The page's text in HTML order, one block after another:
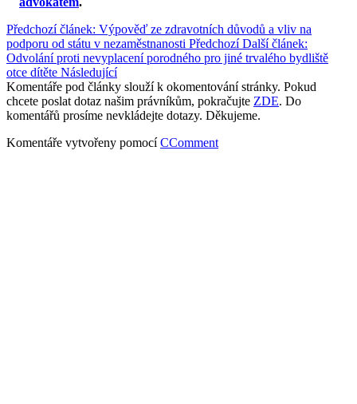
Předchozí článek: Výpověď ze zdravotních důvodů a vliv na
podporu od státu v nezaměstnanosti Předchozí Další článek:
Odvolání proti nevyplacení porodného pro jiné trvalého bydliště
otce dítěte Následující
Komentáře pod články slouží k okomentování stránky. Pokud
chcete poslat dotaz našim právníkům, pokračujte ZDE. Do
komentářů prosíme nevkládejte dotazy. Děkujeme.
Komentáře vytvořeny pomocíCComment